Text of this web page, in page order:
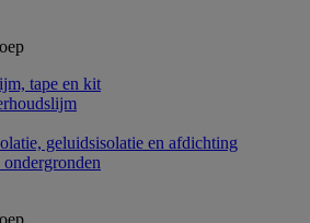
tape en kit
geluidsisolatie en afdichting